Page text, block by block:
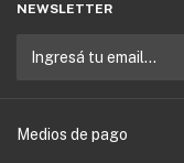
NEWSLETTER
Medios de pago